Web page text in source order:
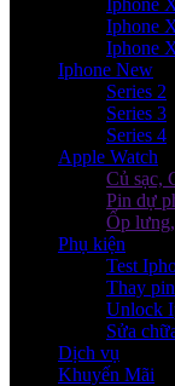
Iphone
Iphone
Iphone
Iphone New
Series 2
Series 3
Series 4
Apple Watch
Củ sạc,
Pin dự
Ốp
Phụ kiện
Test
Thay
Unlock
Sửa
Dịch vụ
Khuyến Mãi